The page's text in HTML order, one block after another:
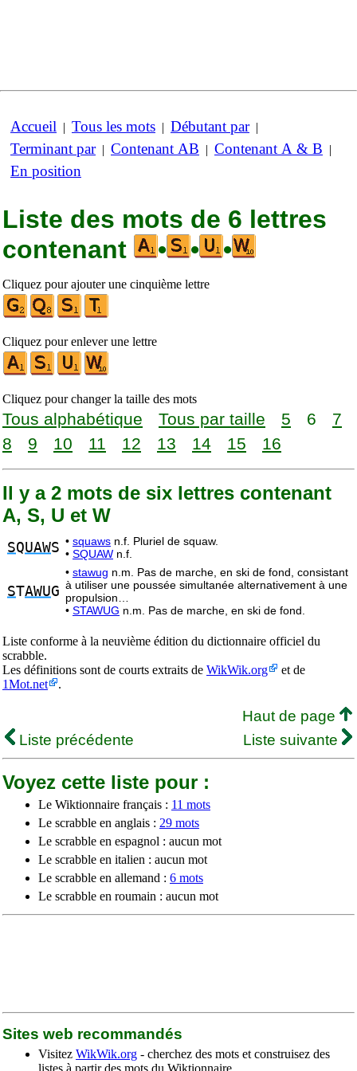
Accueil | Tous les mots | Débutant par|
Terminant par| Contenant AB | Contenant A & B |
En position
Liste des mots de 6 lettres
contenant
• • •
Cliquez pour ajouter une cinquième lettre
Cliquez pour enlever une lettre
Cliquez pour changer la taille des mots
Tous alphabétique Tous par taille 5 6
7
8
9 10 11 12 13 14 15 16
Il y a 2 mots de six lettres contenant
A, S, U et W
SQUAWS • squaws n.f. Pluriel de squaw.
• SQUAW n.f.
STAWUG
• stawug n.m. Pas de marche, en ski de fond, consistant
à utiliser une poussée simultanée alternativement à une
propulsion…
• STAWUG n.m. Pas de marche, en ski de fond.
Liste conforme à la neuvième édition du dictionnaire officiel du
scrabble.
Les définitions sont de courts extraits de WikWik.org
et de
1Mot.net
.
Haut de page
Liste précédente
Liste suivante
Voyez cette liste pour :
Le Wiktionnaire français : 11 mots
Le scrabble en anglais : 29 mots
Le scrabble en espagnol : aucun mot
Le scrabble en italien : aucun mot
Le scrabble en allemand : 6 mots
Le scrabble en roumain : aucun mot
Sites web recommandés
Visitez WikWik.org - cherchez des mots et construisez des
listes à partir des mots du Wiktionnaire.